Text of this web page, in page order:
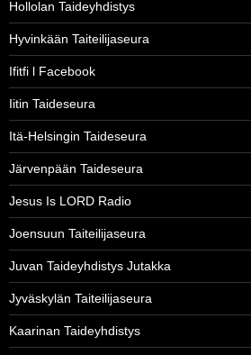
Hollolan Taideyhdistys
Hyvinkään Taiteilijaseura
Ifitfi l Facebook
Iitin Taideseura
Itä-Helsingin Taideseura
Järvenpään Taideseura
Jesus Is LORD Radio
Joensuun Taiteilijaseura
Juvan Taideyhdistys Jutakka
Jyväskylän Taiteilijaseura
Kaarinan Taideyhdistys